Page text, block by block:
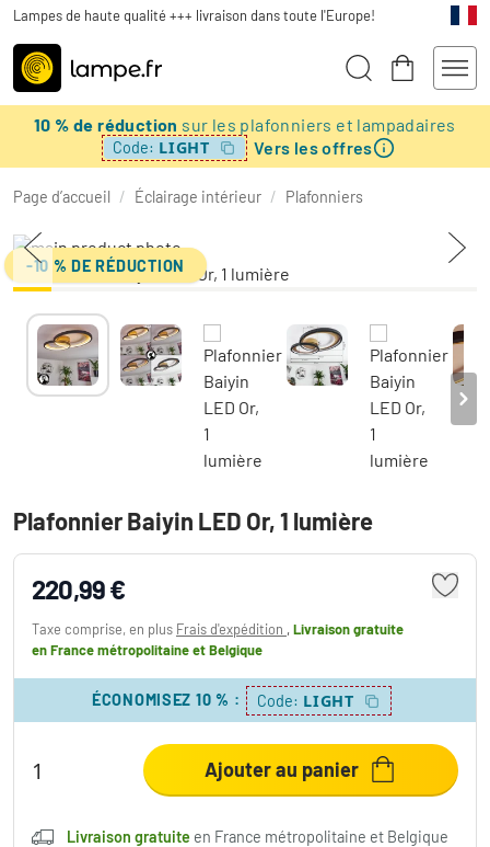
Lampes de haute qualité +++ livraison dans toute l'Europe!
10 % de réduction sur les plafonniers et lampadaires
Code: LIGHT Vers les offres
Page d’accueil / Éclairage intérieur / Plafonniers
-10 % DE RÉDUCTION
Plafonnier Baiyin LED Or, 1 lumière
220,99 €
Taxe comprise, en plus Frais d'expédition ,Livraison gratuite
en France métropolitaine et Belgique
ÉCONOMISEZ 10 % : Code: LIGHT
Ajouter au panier
Livraison gratuite en France métropolitaine et Belgique